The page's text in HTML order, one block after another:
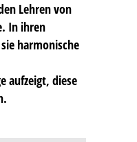
Lehren von
In ihren
harmonische
aufzeigt, diese